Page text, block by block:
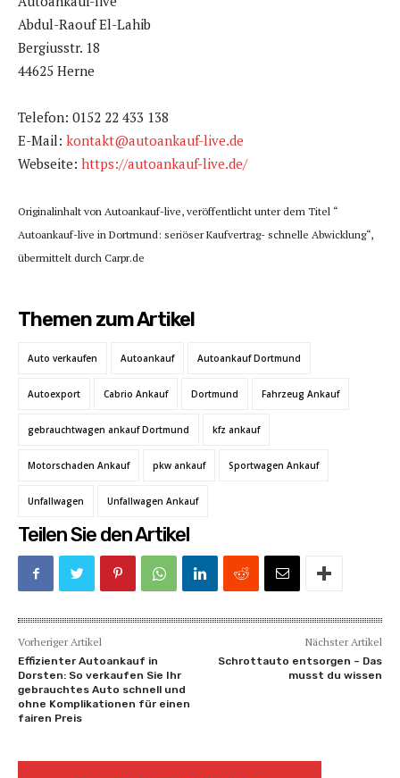
Abdul-Raouf El-Lahib
Bergiusstr. 18
44625 Herne
Telefon: 0152 22 433 138
E-Mail: kontakt@autoankauf-live.de
Webseite: https://autoankauf-live.de/
Originalinhalt von Autoankauf-live, veröffentlicht unter dem Titel “
Autoankauf-live in Dortmund: seriöser Kaufvertrag- schnelle Abwicklung“,
übermittelt durch Carpr.de
Themen zum Artikel
Auto verkaufen Autoankauf Autoankauf Dortmund
Autoexport Cabrio Ankauf Dortmund Fahrzeug Ankauf
gebrauchtwagen ankauf Dortmund kfz ankauf
Motorschaden Ankauf pkw ankauf Sportwagen Ankauf
Unfallwagen Unfallwagen Ankauf
Teilen Sie den Artikel
Vorheriger Artikel
Effizienter Autoankauf in
Dorsten: So verkaufen Sie Ihr
gebrauchtes Auto schnell und
ohne Komplikationen für einen
fairen Preis
Nächster Artikel
Schrottauto entsorgen – Das
musst du wissen